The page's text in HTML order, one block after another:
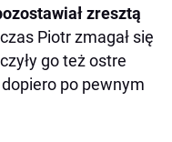
zresztą
Piotr zmagał się
go też ostre
po pewnym